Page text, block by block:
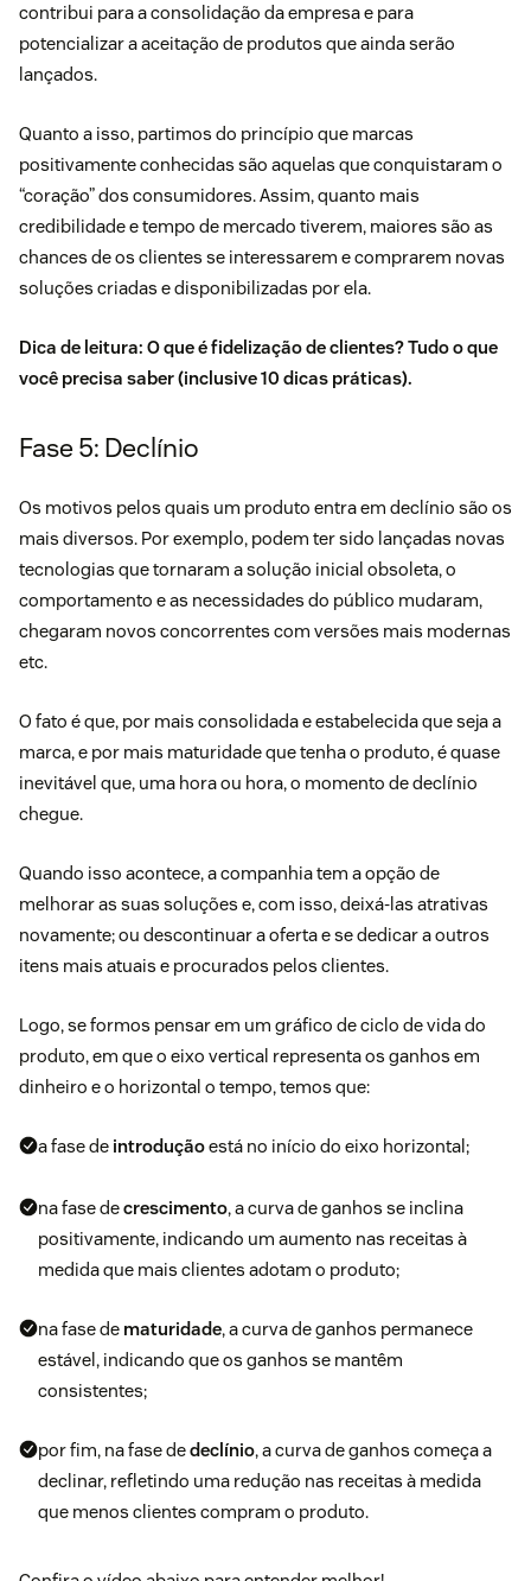
contribui para a consolidação da empresa e para
potencializar a aceitação de produtos que ainda serão
lançados.
Quanto a isso, partimos do princípio que marcas
positivamente conhecidas são aquelas que conquistaram o
“coração” dos consumidores. Assim, quanto mais
credibilidade e tempo de mercado tiverem, maiores são as
chances de os clientes se interessarem e comprarem novas
soluções criadas e disponibilizadas por ela.
Dica de leitura: O que é fidelização de clientes? Tudo o que
você precisa saber (inclusive 10 dicas práticas).
Fase 5: Declínio
Os motivos pelos quais um produto entra em declínio são os
mais diversos. Por exemplo, podem ter sido lançadas novas
tecnologias que tornaram a solução inicial obsoleta, o
comportamento e as necessidades do público mudaram,
chegaram novos concorrentes com versões mais modernas
etc.
O fato é que, por mais consolidada e estabelecida que seja a
marca, e por mais maturidade que tenha o produto, é quase
inevitável que, uma hora ou hora, o momento de declínio
chegue.
Quando isso acontece, a companhia tem a opção de
melhorar as suas soluções e, com isso, deixá-las atrativas
novamente; ou descontinuar a oferta e se dedicar a outros
itens mais atuais e procurados pelos clientes.
Logo, se formos pensar em um gráfico de ciclo de vida do
produto, em que o eixo vertical representa os ganhos em
dinheiro e o horizontal o tempo, temos que:
a fase de introduçãoestá no início do eixo horizontal;
na fase decrescimento, a curva de ganhos se inclina
positivamente, indicando um aumento nas receitas à
medida que mais clientes adotam o produto;
na fase de maturidade, a curva de ganhos permanece
estável, indicando que os ganhos se mantêm
consistentes;
por fim, na fase dedeclínio, a curva de ganhos começa a
declinar, refletindo uma redução nas receitas à medida
que menos clientes compram o produto.